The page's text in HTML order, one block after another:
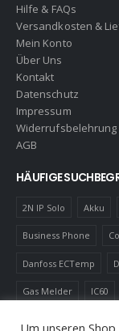
Hilfe & FAQs
Versandkosten &
Mein Konto
Über Uns
Kontakt
Datenschutz
Impressum
Widerrufsbelehrung
AGB
HÄUFIGE
2N IP Solo Akku
Business Phone
Danfoss ECTemp
Gas Melder IC60
Um unseren